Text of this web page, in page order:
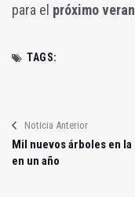
para el próximo
TAGS:
Noticia Anterior
Mil nuevos árboles en la
en un año